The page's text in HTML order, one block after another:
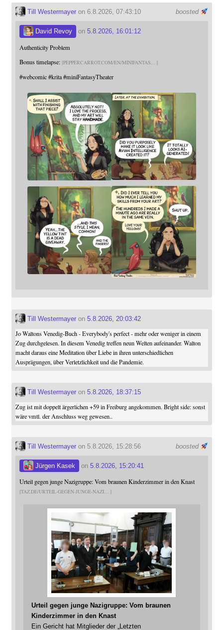
boosted
Till Westermayeron 6.8.2026, 07:43:10
David Revoy on 5.8.2026, 16:01:12
Authenticity Problem
Bonus timelapse: PEPPERCARROT.COM/EN/MINIFANTAS
#webcomic #krita #miniFantasyTheater
Till Westermayeron 5.8.2026, 20:03:42
Jo Waltons Venedig-Buch - Everybody's perfect - mehr oder weniger in einem
Zug durchgelesen. In diesem Venedig treffen neun Welten aufeinander. Walton
macht daraus eine Meditation über Liebe in ihren unterschiedlichen
Ausprägungen, über Verletzlichkeit und die Pandemie.
Till Westermayeron 5.8.2026, 18:37:15
Zug ist mit doppelt ärgerlichen +59 in Freiburg angekommen. Bright side: sonst
wäre vmtl. der Anschluss weg gewesen..
boosted
Till Westermayeron 5.8.2026, 15:28:56
Jürgen Kasek on 5.8.2026, 15:20:41
Urteil gegen junge Nazigruppe: Vom braunen Kinderzimmer in den Knast
TAZ.DE/URTEIL-GEGEN-JUNGE-NAZI
Urteil gegen junge Nazigruppe: Vom braunen
Kinderzimmer in den Knast
Ein Gericht hat Mitglieder der „Letzten